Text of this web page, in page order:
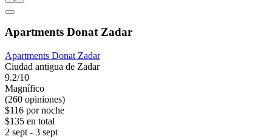
Apartments Donat Zadar
Apartments Donat Zadar
Ciudad antigua de Zadar
9.2/10
Magnífico
(260 opiniones)
$116 por noche
$135 en total
2 sept - 3 sept